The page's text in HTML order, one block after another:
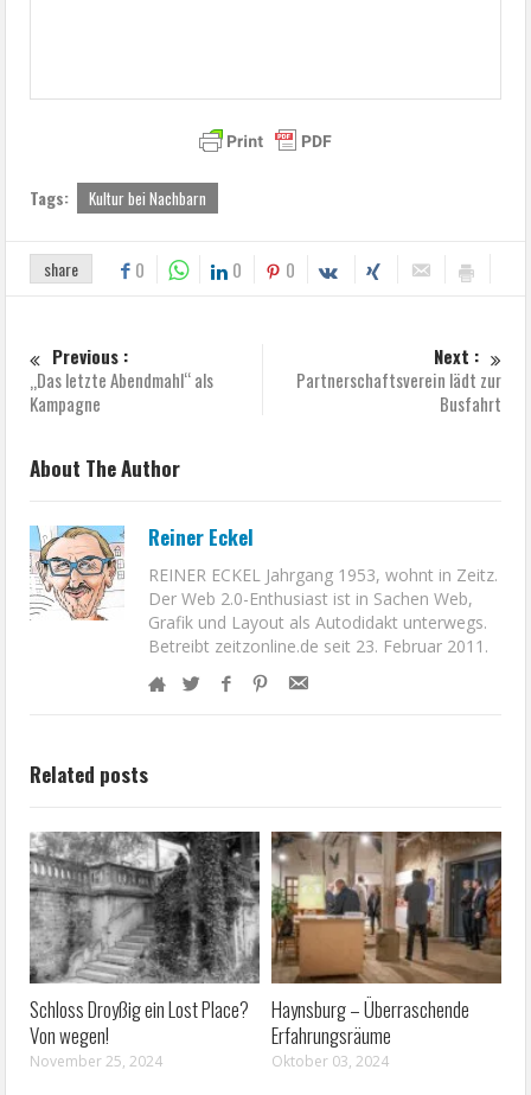
Tags: Kultur bei Nachbarn
share 0 0 0
Previous :
„Das letzte Abendmahl“ als
Kampagne
Next :
Partnerschaftsverein lädt zur
Busfahrt
About The Author
Reiner Eckel
REINER ECKEL Jahrgang 1953, wohnt in Zeitz.
Der Web 2.0-Enthusiast ist in Sachen Web,
Grafik und Layout als Autodidakt unterwegs.
Betreibt zeitzonline.de seit 23. Februar 2011.
Related posts
Schloss Droyßig ein Lost Place?
Von wegen!
November 25, 2024
Haynsburg – Überraschende
Erfahrungsräume
Oktober 03, 2024